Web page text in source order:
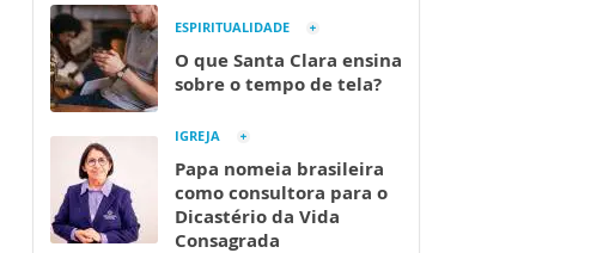
ESPIRITUALIDADE
O que Santa Clara ensina
sobre o tempo de tela?
IGREJA
Papa nomeia brasileira
como consultora para o
Dicastério da Vida
Consagrada